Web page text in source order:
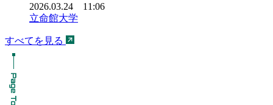
2026.03.24 11:06
立命館大学
すべてを見る